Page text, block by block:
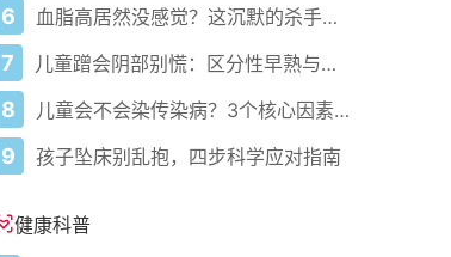
6 血脂高居然没感觉？这沉默的杀手正悄悄盯上你！
7 儿童蹭会阴部别慌：区分性早熟与擦腿综合征
8 儿童会不会染传染病？3个核心因素说了算
9 孩子坠床别乱抱，四步科学应对指南
健康科普